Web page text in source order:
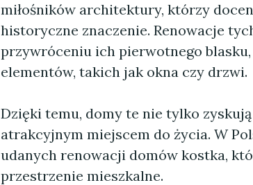
miłośników architektury, którzy
historyczne znaczenie. Renowacje
przywróceniu ich pierwotnego
elementów, takich jak okna czy drzwi.
Dzięki temu, domy te nie tylko
atrakcyjnym miejscem do życia. W
udanych renowacji domów kostka,
przestrzenie mieszkalne.